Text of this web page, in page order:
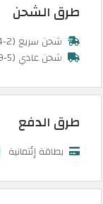
طرق الشحن
شحن سريع (2-4 أيام عمل)
شحن عادي (5-9 أيام عمل)
طرق الدفع
بطاقة إئتمانية